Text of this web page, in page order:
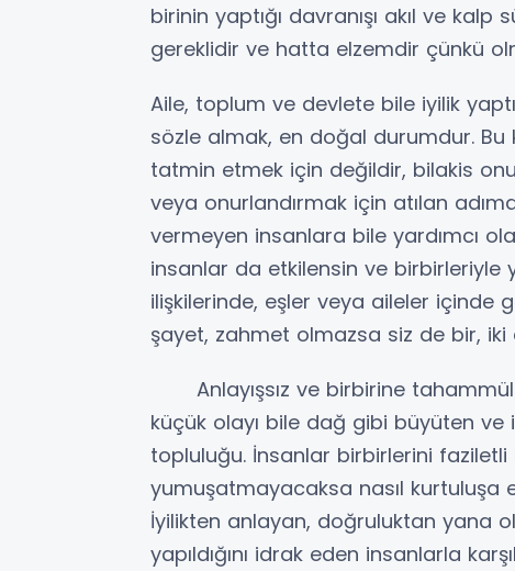
birinin yaptığı davranışı akıl ve
gereklidir ve hatta elzemdir çünkü
Aile, toplum ve devlete bile iyilik
sözle almak, en doğal durumdur. Bu
tatmin etmek için değildir, bilakis
veya onurlandırmak için atılan
vermeyen insanlara bile yardımcı
insanlar da etkilensin ve birbirleriyle
ilişkilerinde, eşler veya aileler içinde
şayet, zahmet olmazsa siz de bir, iki
Anlayışsız ve birbirine tahammül
küçük olayı bile dağ gibi büyüten ve
topluluğu. İnsanlar birbirlerini
yumuşatmayacaksa nasıl kurtuluşa
İyilikten anlayan, doğruluktan yana
yapıldığını idrak eden insanlarla